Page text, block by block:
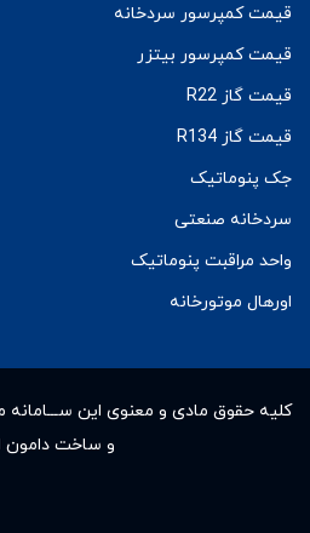
قیمت کمپرسور سردخانه
قیمت کمپرسور بیتزر
قیمت گاز R22
قیمت گاز R134
جک پنوماتیک
سردخانه صنعتی
واحد مراقبت پنوماتیک
اورهال موتورخانه
کلیه حقوق مادى و معنوى این
و ساخت